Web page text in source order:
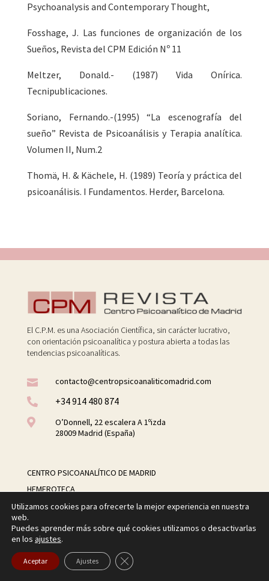
Psychoanalysis and Contemporary Thought,
Fosshage, J. Las funciones de organización de los
Sueños, Revista del CPM Edición Nº 11
Meltzer, Donald.- (1987) Vida Onírica.
Tecnipublicaciones.
Soriano, Fernando.-(1995) “La escenografía del
sueño” Revista de Psicoanálisis y Terapia analítica.
Volumen II, Num.2
Thomä, H. & Kächele, H. (1989) Teoría y práctica del
psicoanálisis. I Fundamentos. Herder, Barcelona.
El C.P.M. es una Asociación Científica, sin carácter lucrativo,
con orientación psicoanalítica y postura abierta a todas las
tendencias psicoanalíticas.

contacto@centropsicoanaliticomadrid.com

+34 914 480 874

O’Donnell, 22 escalera A 1ºizda
28009 Madrid (España)
CENTRO PSICOANALÍTICO DE MADRID
HEMEROTECA
ÍNDICE DE AUTORES
NORMAS DE PUBLICACIÓN
AVISO LEGAL
POLÍTICA DE PRIVACIDAD
Utilizamos cookies para ofrecerte la mejor experiencia en nuestra
web.
Puedes aprender más sobre qué cookies utilizamos o desactivarlas
en los ajustes.
Aceptar Ajustes Cerrar el banner de cookies RGPD